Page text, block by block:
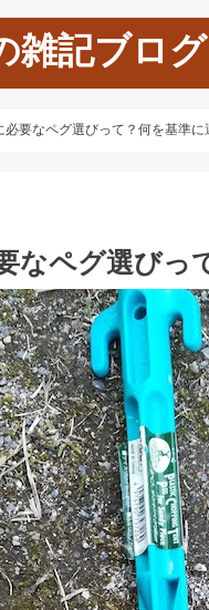
雑記ブログ
必要なペグ選びって？何を基準に
なペグ選びっ